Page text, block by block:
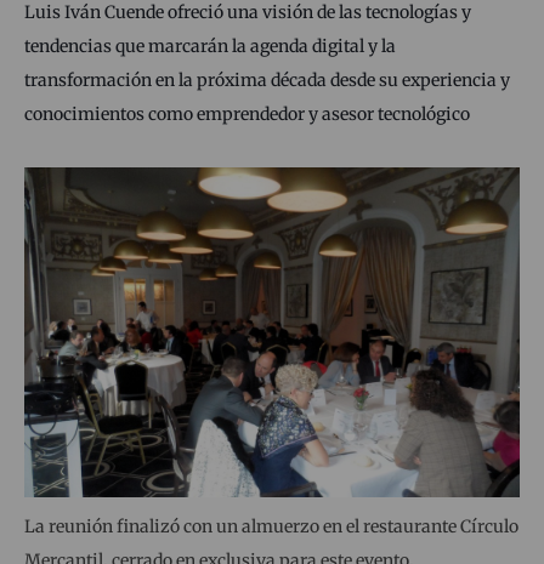
Luis Iván Cuende ofreció una visión de las tecnologías y
tendencias que marcarán la agenda digital y la
transformación en la próxima década desde su experiencia y
conocimientos como emprendedor y asesor tecnológico
La reunión finalizó con un almuerzo en el restaurante Círculo